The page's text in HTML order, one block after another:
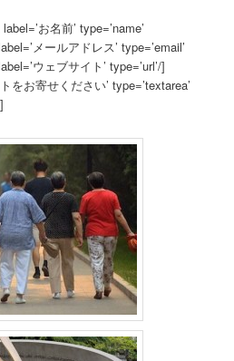
お名前’ type=’name’
メールアドレス’ type=’email’
ウェブサイト’ type=’url’/]
をお寄せください’ type=’textarea’